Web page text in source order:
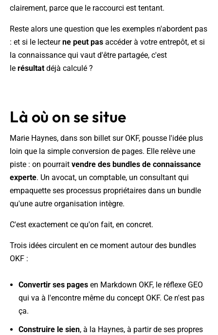
clairement, parce que le raccourci est tentant.
Reste alors une question que les exemples n'abordent pas
: et si le lecteurne peut pas accéder à votre entrepôt, et si
la connaissance qui vaut d'être partagée, c'est
le résultatdéjà calculé ?
Là où on se situe
Marie Haynes, dans son billet sur OKF, pousse l'idée plus
loin que la simple conversion de pages. Elle relève une
piste : on pourrait vendre des bundles de connaissance
experte. Un avocat, un comptable, un consultant qui
empaquette ses processus propriétaires dans un bundle
qu'une autre organisation intègre.
C'est exactement ce qu'on fait, en concret.
Trois idées circulent en ce moment autour des bundles
OKF :
Convertir ses pages en Markdown OKF, le réflexe GEO
qui va à l'encontre même du concept OKF. Ce n'est pas
ça.
Construire le sien, à la Haynes, à partir de ses propres